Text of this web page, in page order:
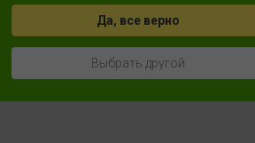
СортироватьДа, все верно
Выбрать другой